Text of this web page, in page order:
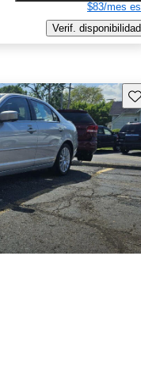
$83/mes
Verif. disponibilidad